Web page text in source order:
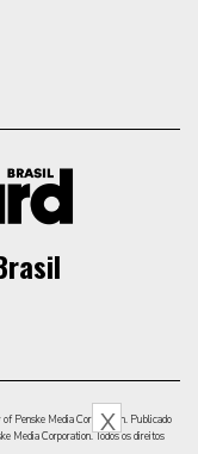
Penske Media Corporation. Publicado
Media Corporation. Todos os direitos
X